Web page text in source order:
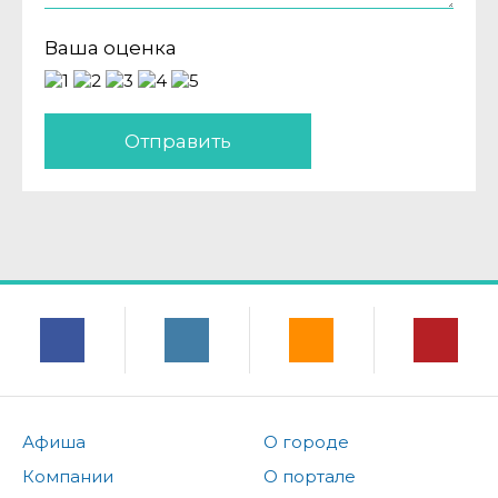
Ваша оценка
Отправить
Афиша
Компании
О городе
О портале